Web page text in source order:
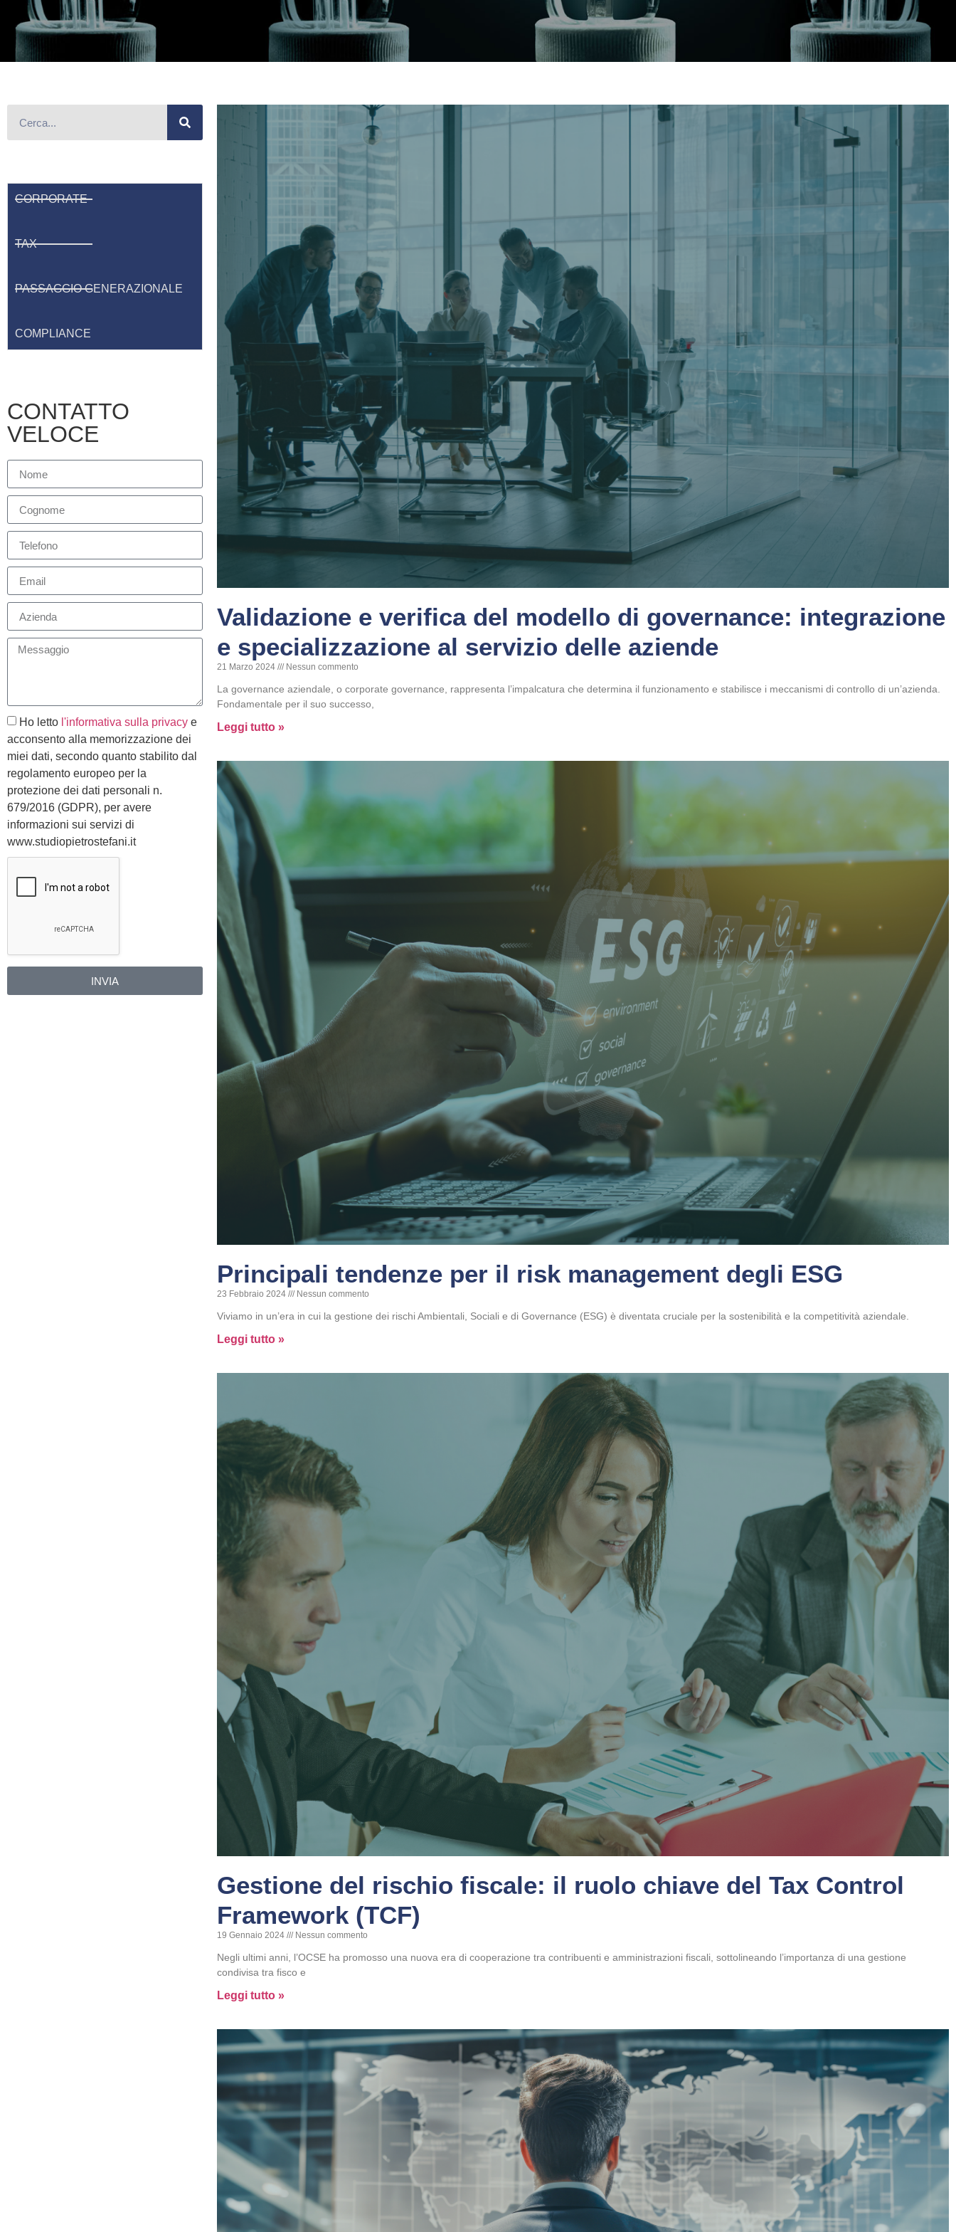
CORPORATE
TAX
PASSAGGIO GENERAZIONALE
COMPLIANCE
CONTATTO
VELOCE
Ho letto l'informativa sulla privacy e
acconsento alla memorizzazione dei
miei dati, secondo quanto stabilito dal
regolamento europeo per la
protezione dei dati personali n.
679/2016 (GDPR), per avere
informazioni sui servizi di
www.studiopietrostefani.it
INVIA
Validazione e verifica del modello di governance: integrazione
e specializzazione al servizio delle aziende
21 Marzo 2024 Nessun commento
La governance aziendale, o corporate governance, rappresenta l’impalcatura che determina il funzionamento e stabilisce i meccanismi di controllo di un’azienda.
Fondamentale per il suo successo,
Leggi tutto »
Principali tendenze per il risk management degli ESG
23 Febbraio 2024 Nessun commento
Viviamo in un’era in cui la gestione dei rischi Ambientali, Sociali e di Governance (ESG) è diventata cruciale per la sostenibilità e la competitività aziendale.
Leggi tutto »
Gestione del rischio fiscale: il ruolo chiave del Tax Control
Framework (TCF)
19 Gennaio 2024 Nessun commento
Negli ultimi anni, l’OCSE ha promosso una nuova era di cooperazione tra contribuenti e amministrazioni fiscali, sottolineando l’importanza di una gestione
condivisa tra fisco e
Leggi tutto »